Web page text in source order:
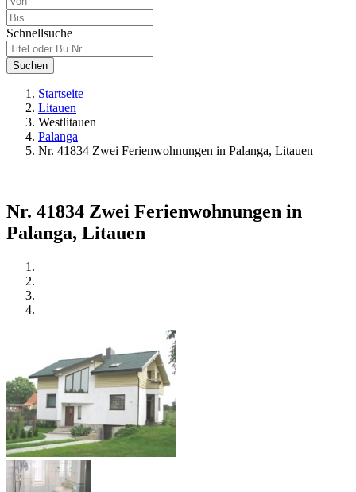
Schnellsuche
Suchen
Startseite
Litauen
Westlitauen
Palanga
Nr. 41834 Zwei Ferienwohnungen in Palanga, Litauen
Nr. 41834 Zwei Ferienwohnungen in
Palanga, Litauen